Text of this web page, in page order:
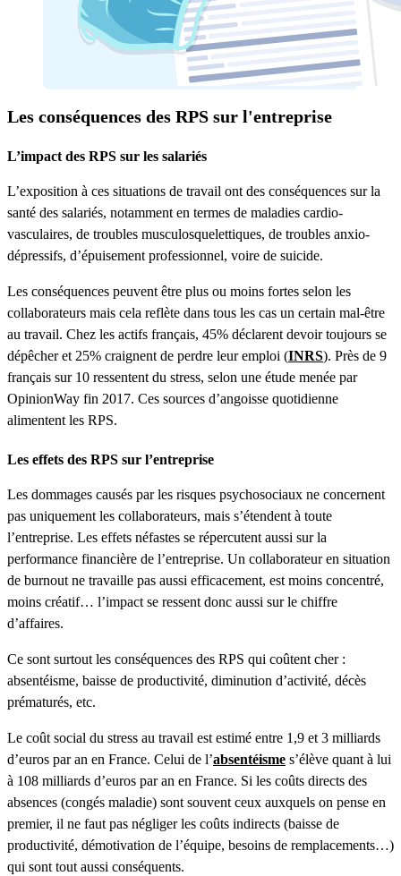
Les conséquences des RPS sur l'entreprise
L’impact des RPS sur les salariés
L’exposition à ces situations de travail ont des conséquences sur la
santé des salariés, notamment en termes de maladies cardio-
vasculaires, de troubles musculosquelettiques, de troubles anxio-
dépressifs, d’épuisement professionnel, voire de suicide.
Les conséquences peuvent être plus ou moins fortes selon les
collaborateurs mais cela reflète dans tous les cas un certain mal-être
au travail. Chez les actifs français, 45% déclarent devoir toujours se
dépêcher et 25% craignent de perdre leur emploi (INRS). Près de 9
français sur 10 ressentent du stress, selon une étude menée par
OpinionWay fin 2017. Ces sources d’angoisse quotidienne
alimentent les RPS.
Les effets des RPS sur l’entreprise
Les dommages causés par les risques psychosociaux ne concernent
pas uniquement les collaborateurs, mais s’étendent à toute
l’entreprise. Les effets néfastes se répercutent aussi sur la
performance financière de l’entreprise. Un collaborateur en situation
de burnout ne travaille pas aussi efficacement, est moins concentré,
moins créatif… l’impact se ressent donc aussi sur le chiffre
d’affaires.
Ce sont surtout les conséquences des RPS qui coûtent cher :
absentéisme, baisse de productivité, diminution d’activité, décès
prématurés, etc.
Le coût social du stress au travail est estimé entre 1,9 et 3 milliards
d’euros par an en France. Celui de l’absentéisme s’élève quant à lui
à 108 milliards d’euros par an en France. Si les coûts directs des
absences (congés maladie) sont souvent ceux auxquels on pense en
premier, il ne faut pas négliger les coûts indirects (baisse de
productivité, démotivation de l’équipe, besoins de remplacements…)
qui sont tout aussi conséquents.